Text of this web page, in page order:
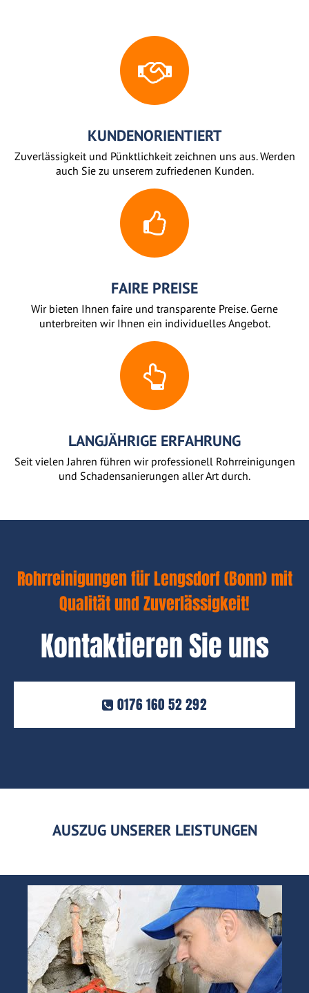
KUNDENORIENTIERT
Zuverlässigkeit und Pünktlichkeit zeichnen uns aus. Werden
auch Sie zu unserem zufriedenen Kunden.
FAIRE PREISE
Wir bieten Ihnen faire und transparente Preise. Gerne
unterbreiten wir Ihnen ein individuelles Angebot.
LANGJÄHRIGE ERFAHRUNG
Seit vielen Jahren führen wir professionell Rohrreinigungen
und Schadensanierungen aller Art durch.
Rohrreinigungen für Lengsdorf (Bonn) mit
Qualität und Zuverlässigkeit!
Kontaktieren Sie uns
0176 160 52 292
AUSZUG UNSERER LEISTUNGEN